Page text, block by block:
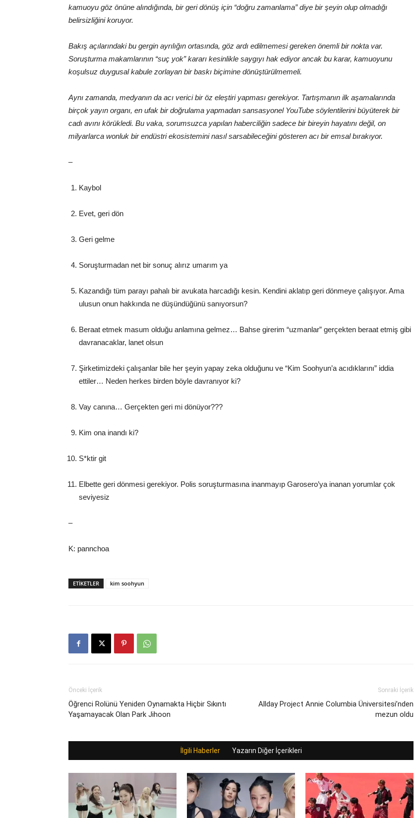
kamuoyu göz önüne alındığında, bir geri dönüş için “doğru zamanlama” diye bir şeyin olup olmadığı
belirsizliğini koruyor.
Bakış açılarındaki bu gergin ayrılığın ortasında, göz ardı edilmemesi gereken önemli bir nokta var.
Soruşturma makamlarının “suç yok” kararı kesinlikle saygıyı hak ediyor ancak bu karar, kamuoyunu
koşulsuz duygusal kabule zorlayan bir baskı biçimine dönüştürülmemeli.
Aynı zamanda, medyanın da acı verici bir öz eleştiri yapması gerekiyor. Tartışmanın ilk aşamalarında
birçok yayın organı, en ufak bir doğrulama yapmadan sansasyonel YouTube söylentilerini büyüterek bir
cadı avını körükledi. Bu vaka, sorumsuzca yapılan haberciliğin sadece bir bireyin hayatını değil, on
milyarlarca wonluk bir endüstri ekosistemini nasıl sarsabileceğini gösteren acı bir emsal bırakıyor.
–
Kaybol
Evet, geri dön
Geri gelme
Soruşturmadan net bir sonuç alırız umarım ya
Kazandığı tüm parayı pahalı bir avukata harcadığı kesin. Kendini aklatıp geri dönmeye çalışıyor. Ama
ulusun onun hakkında ne düşündüğünü sanıyorsun?
Beraat etmek masum olduğu anlamına gelmez… Bahse girerim “uzmanlar” gerçekten beraat etmiş gibi
davranacaklar, lanet olsun
Şirketimizdeki çalışanlar bile her şeyin yapay zeka olduğunu ve “Kim Soohyun’a acıdıklarını” iddia
ettiler… Neden herkes birden böyle davranıyor ki?
Vay canına… Gerçekten geri mi dönüyor???
Kim ona inandı ki?
S*ktir git
Elbette geri dönmesi gerekiyor. Polis soruşturmasına inanmayıp Garosero’ya inanan yorumlar çok
seviyesiz
–
K: pannchoa
ETIKETLER kim soohyun
Önceki İçerik
Öğrenci Rolünü Yeniden Oynamakta Hiçbir Sıkıntı
Yaşamayacak Olan Park Jihoon
Sonraki İçerik
Allday Project Annie Columbia Üniversitesi’nden
mezun oldu
İlgili Haberler Yazarın Diğer İçerikleri